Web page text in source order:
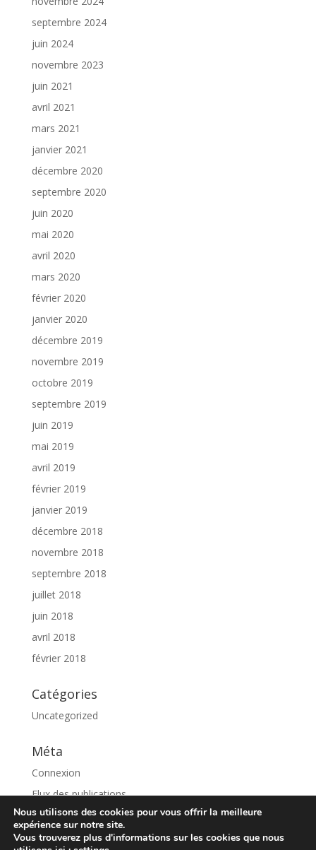
septembre 2024
juin 2024
novembre 2023
juin 2021
avril 2021
mars 2021
janvier 2021
décembre 2020
septembre 2020
juin 2020
mai 2020
avril 2020
mars 2020
février 2020
janvier 2020
décembre 2019
novembre 2019
octobre 2019
septembre 2019
juin 2019
mai 2019
avril 2019
février 2019
janvier 2019
décembre 2018
novembre 2018
septembre 2018
juillet 2018
juin 2018
avril 2018
février 2018
Catégories
Uncategorized
Méta
Connexion
Flux des publications
Flux des commentaires
Site de WordPress-FR
Nous utilisons des cookies pour vous offrir la meilleure
expérience sur notre site.
Vous trouverez plus d'informations sur les cookies que nous